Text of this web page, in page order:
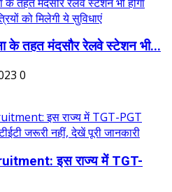
के तहत मंदसौर रेलवे स्टेशन भी...
0
इस राज्य में TGT-